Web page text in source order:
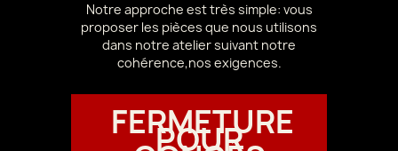
Notre approche est très simple: vous
proposer les pièces que nous utilisons
dans notre atelier suivant notre
cohérence,nos exigences.
FERMETURE
POUR